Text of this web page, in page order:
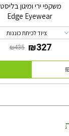
משקפי ירי ומיגון
Edge Eyewear
ציוד לכיתת כוננות